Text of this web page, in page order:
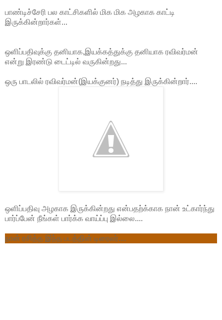
பாண்டிச்சேரி பல காட்சிகளில் மிக மிக அழகாக காட்டி
இருக்கின்றார்கள்...
ஒளிப்பதிவுக்கு தனியாக,இயக்கத்துக்கு தனியாக ரவிவர்மன்
என்று இரண்டு டைட்டில் வருகின்றது...
ஒரு பாடலில் ரவிவர்மன்(இயக்குனர்) நடித்து இருக்கின்றார்....
ஒளிப்பதிவு அழகாக இருக்கின்றது என்பதற்க்காக நான் உட்கார்ந்து
பார்ப்பேன் நீங்கள் பார்க்க வாய்ப்பு இல்லை....
நான் ரசித்த இந்த படத்தின் டிரைலர்....